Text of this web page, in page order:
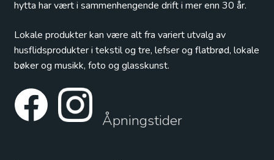
hytta har vært i sammenhengende drift i mer enn 30 år.
Lokale produkter kan være alt fra variert utvalg av
husflidsprodukter i tekstil og tre, lefser og flatbrød, lokale
bøker og musikk, foto og glasskunst.
Åpningstider